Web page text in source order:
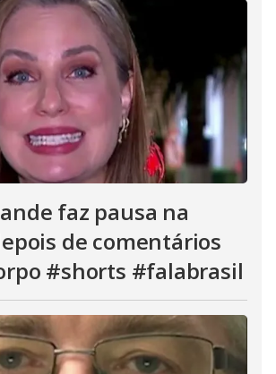
faz pausa na
de comentários
#shorts #falabrasil